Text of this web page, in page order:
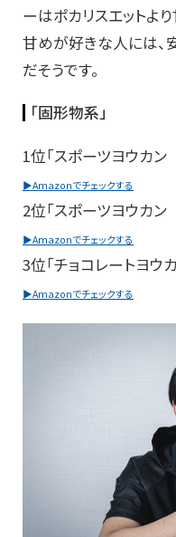
ーはポカリスエットよ
甘めが好きな人には、
だそうです。
「固形物系」
1位「スポーツヨウカ
▶Amazonでチェックする
2位「スポーツヨウカ
▶Amazonでチェックする
3位「チョコレートヨウ
▶Amazonでチェックする